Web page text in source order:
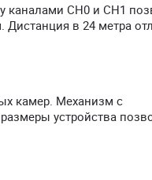
CH0 и CH1
в 24 метра
камер. Механизм с
устройства